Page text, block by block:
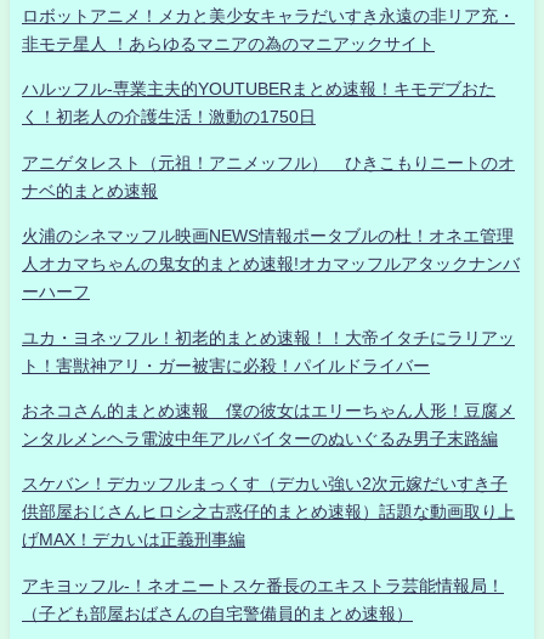
ロボットアニメ！メカと美少女キャラだいすき永遠の非リア充・
非モテ星人 ！あらゆるマニアの為のマニアックサイト
ハルッフル-専業主夫的YOUTUBERまとめ速報！キモデブおた
く！初老人の介護生活！激動の1750日
アニゲタレスト（元祖！アニメッフル） ひきこもりニートのオ
ナベ的まとめ速報
火浦のシネマッフル映画NEWS情報ポータブルの杜！オネエ管理
人オカマちゃんの鬼女的まとめ速報!オカマッフルアタックナンバ
ーハーフ
ユカ・ヨネッフル！初老的まとめ速報！！大帝イタチにラリアッ
ト！害獣神アリ・ガー被害に必殺！パイルドライバー
おネコさん的まとめ速報 僕の彼女はエリーちゃん人形！豆腐メ
ンタルメンヘラ電波中年アルバイターのぬいぐるみ男子末路編
スケバン！デカッフルまっくす（デカい強い2次元嫁だいすき子
供部屋おじさんヒロシ之古惑仔的まとめ速報）話題な動画取り上
げMAX！デカいは正義刑事編
アキヨッフル-！ネオニートスケ番長のエキストラ芸能情報局！
（子ども部屋おばさんの自宅警備員的まとめ速報）